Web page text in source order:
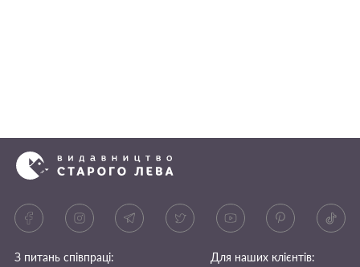
З питань співпраці:
Для наших клієнтів: